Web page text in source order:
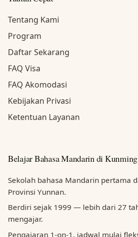
Tentang Kami
Program
Daftar Sekarang
FAQ Visa
FAQ Akomodasi
Kebijakan Privasi
Ketentuan Layanan
Belajar Bahasa Mandarin di Kunming
Sekolah bahasa Mandarin pertama
Provinsi Yunnan.
Berdiri sejak 1999 — lebih dari 27
mengajar.
Pengajaran 1-on-1, jadwal mulai